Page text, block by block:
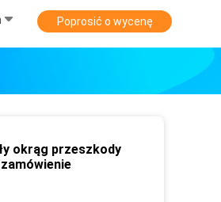
Poprosić o wycenę
okrąg przeszkody